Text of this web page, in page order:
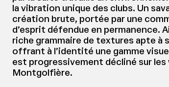
la vibration unique des clubs. Un
création brute, portée par une
d’esprit défendue en permanence.
riche grammaire de textures apte à
offrant à l’identité une gamme
est progressivement décliné sur
Montgolfière.